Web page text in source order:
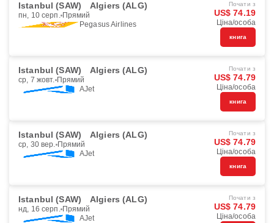
Istanbul (SAW) Algiers (ALG)
пн, 10 серп. Прямий
Pegasus Airlines
Почати з
US$ 74.19
Ціна/особа
книга
Istanbul (SAW) Algiers (ALG)
ср, 7 жовт. Прямий
AJet
Почати з
US$ 74.79
Ціна/особа
книга
Istanbul (SAW) Algiers (ALG)
ср, 30 вер. Прямий
AJet
Почати з
US$ 74.79
Ціна/особа
книга
Istanbul (SAW) Algiers (ALG)
нд, 16 серп. Прямий
AJet
Почати з
US$ 74.79
Ціна/особа